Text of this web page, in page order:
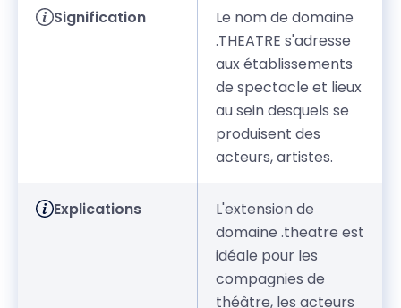
Signification
Le nom de domaine
.THEATRE s'adresse
aux établissements
de spectacle et lieux
au sein desquels se
produisent des
acteurs, artistes.
Explications
L'extension de
domaine .theatre est
idéale pour les
compagnies de
théâtre, les acteurs